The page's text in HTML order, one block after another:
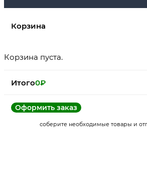
Корзина
Корзина пуста.
Итого0₽
Оформить заказ
соберите необходимые товары и